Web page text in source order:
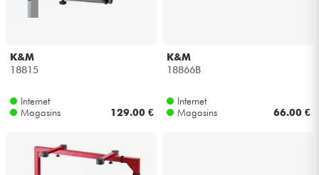
K&M
18815
Internet
Magasins
129.00 €
K&M
18866B
Internet
Magasins
66.00 €